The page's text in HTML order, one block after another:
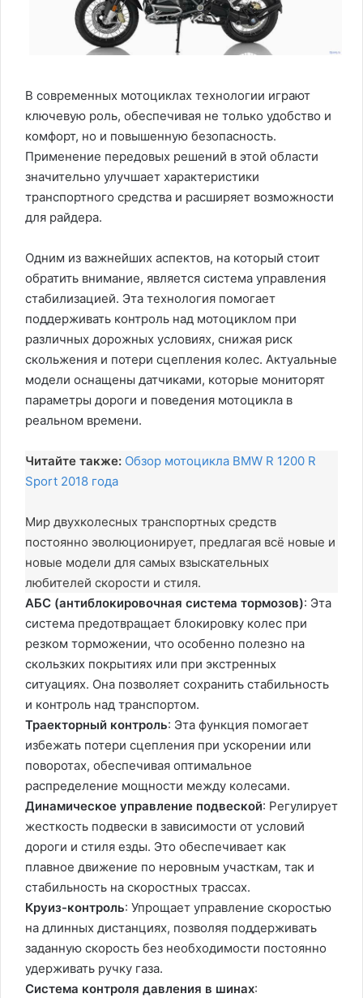
В современных мотоциклах технологии играют
ключевую роль, обеспечивая не только удобство и
комфорт, но и повышенную безопасность.
Применение передовых решений в этой области
значительно улучшает характеристики
транспортного средства и расширяет возможности
для райдера.
Одним из важнейших аспектов, на который стоит
обратить внимание, является система управления
стабилизацией. Эта технология помогает
поддерживать контроль над мотоциклом при
различных дорожных условиях, снижая риск
скольжения и потери сцепления колес. Актуальные
модели оснащены датчиками, которые мониторят
параметры дороги и поведения мотоцикла в
реальном времени.
Читайте также: Обзор мотоцикла BMW R 1200 R
Sport 2018 года
Мир двухколесных транспортных средств
постоянно эволюционирует, предлагая всё новые и
новые модели для самых взыскательных
любителей скорости и стиля.
АБС (антиблокировочная система тормозов): Эта
система предотвращает блокировку колес при
резком торможении, что особенно полезно на
скользких покрытиях или при экстренных
ситуациях. Она позволяет сохранить стабильность
и контроль над транспортом.
Траекторный контроль: Эта функция помогает
избежать потери сцепления при ускорении или
поворотах, обеспечивая оптимальное
распределение мощности между колесами.
Динамическое управление подвеской: Регулирует
жесткость подвески в зависимости от условий
дороги и стиля езды. Это обеспечивает как
плавное движение по неровным участкам, так и
стабильность на скоростных трассах.
Круиз-контроль: Упрощает управление скоростью
на длинных дистанциях, позволяя поддерживать
заданную скорость без необходимости постоянно
удерживать ручку газа.
Система контроля давления в шинах: